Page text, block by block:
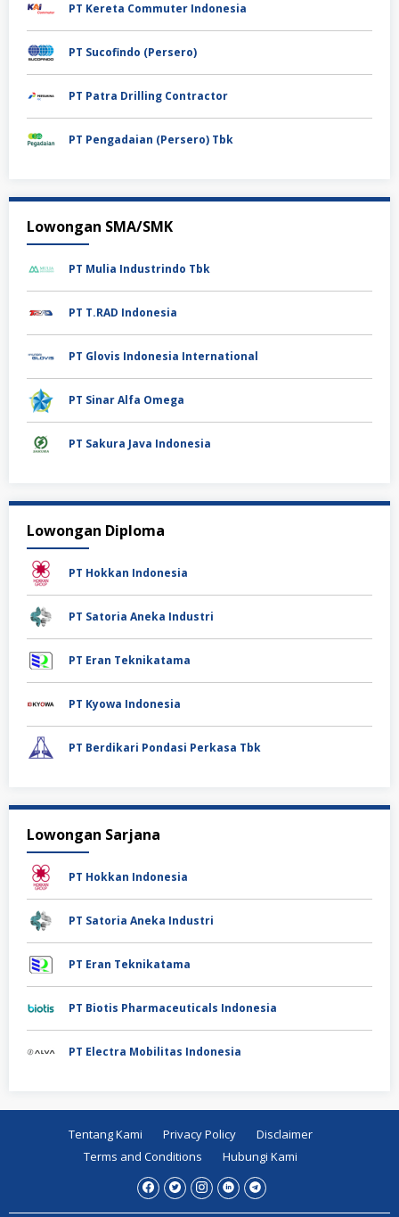
PT Kereta Commuter Indonesia
PT Sucofindo (Persero)
PT Patra Drilling Contractor
PT Pengadaian (Persero) Tbk
Lowongan SMA/SMK
PT Mulia Industrindo Tbk
PT T.RAD Indonesia
PT Glovis Indonesia International
PT Sinar Alfa Omega
PT Sakura Java Indonesia
Lowongan Diploma
PT Hokkan Indonesia
PT Satoria Aneka Industri
PT Eran Teknikatama
PT Kyowa Indonesia
PT Berdikari Pondasi Perkasa Tbk
Lowongan Sarjana
PT Hokkan Indonesia
PT Satoria Aneka Industri
PT Eran Teknikatama
PT Biotis Pharmaceuticals Indonesia
PT Electra Mobilitas Indonesia
Tentang Kami Privacy Policy
Disclaimer
Terms and Conditions
Hubungi Kami